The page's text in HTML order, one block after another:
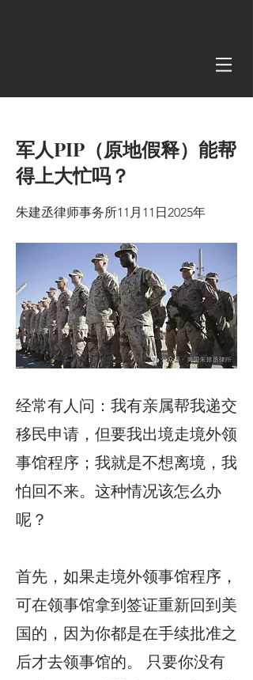
军人PIP（原地假释）能帮
得上大忙吗？
朱建丞律师事务所11月11日2025年
经常有人问：我有亲属帮我递交
移民申请，但要我出境走境外领
事馆程序；我就是不想离境，我
怕回不来。这种情况该怎么办
呢？
首先，如果走境外领事馆程序，
可在领事馆拿到签证重新回到美
国的，因为你都是在手续批准之
后才去领事馆的。 只要你没有